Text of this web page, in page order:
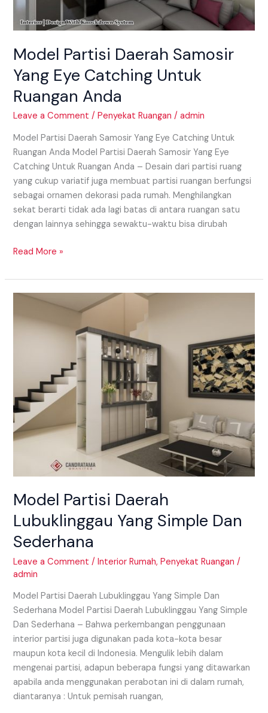
Model Partisi Daerah Samosir
Yang Eye Catching Untuk
Ruangan Anda
Leave a Comment /Penyekat Ruangan /admin
Model Partisi Daerah Samosir Yang Eye Catching Untuk
Ruangan Anda Model Partisi Daerah Samosir Yang Eye
Catching Untuk Ruangan Anda – Desain dari partisi ruang
yang cukup variatif juga membuat partisi ruangan berfungsi
sebagai ornamen dekorasi pada rumah. Menghilangkan
sekat berarti tidak ada lagi batas di antara ruangan satu
dengan lainnya sehingga sewaktu-waktu bisa dirubah
Read More »
Model Partisi Daerah
Lubuklinggau Yang Simple Dan
Sederhana
Leave a Comment /Interior Rumah,Penyekat Ruangan /
admin
Model Partisi Daerah Lubuklinggau Yang Simple Dan
Sederhana Model Partisi Daerah Lubuklinggau Yang Simple
Dan Sederhana – Bahwa perkembangan penggunaan
interior partisi juga digunakan pada kota-kota besar
maupun kota kecil di Indonesia. Mengulik lebih dalam
mengenai partisi, adapun beberapa fungsi yang ditawarkan
apabila anda menggunakan perabotan ini di dalam rumah,
diantaranya : Untuk pemisah ruangan,
Model
Daerah
Sederhana